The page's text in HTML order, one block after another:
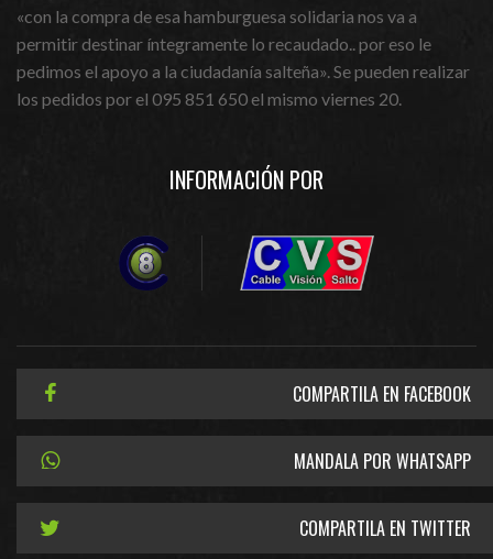
«con la compra de esa hamburguesa solidaria nos va a
permitir destinar íntegramente lo recaudado.. por eso le
pedimos el apoyo a la ciudadanía salteña». Se pueden realizar
los pedidos por el 095 851 650 el mismo viernes 20.
INFORMACIÓN POR
COMPARTILA EN FACEBOOK
MANDALA POR WHATSAPP
COMPARTILA EN TWITTER